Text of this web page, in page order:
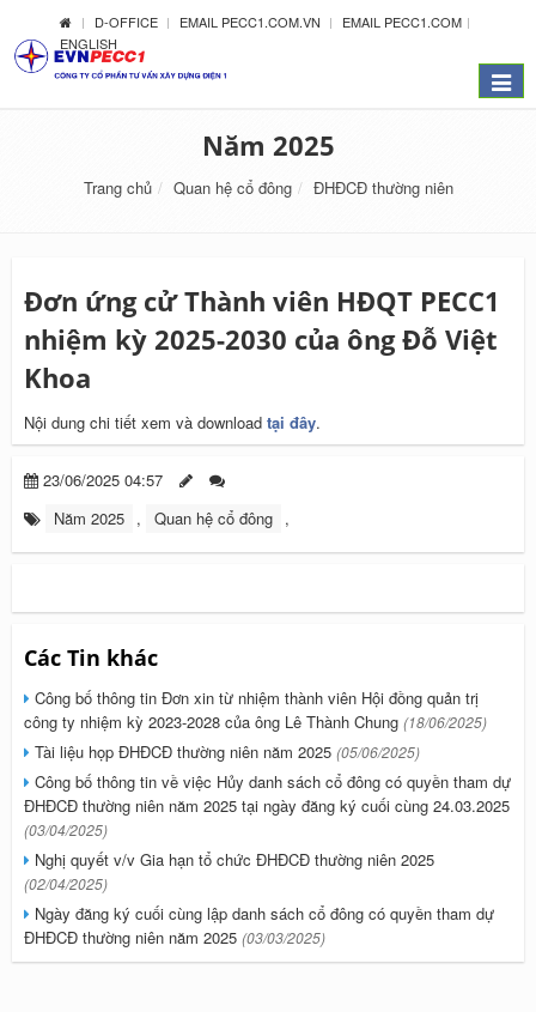
D-OFFICE EMAIL PECC1.COM.VN
EMAIL PECC1.COM
ENGLISH
Menu
Năm 2025
Trang chủ Quan hệ cổ đông ĐHĐCĐ thường niên
Đơn ứng cử Thành viên HĐQT PECC1
nhiệm kỳ 2025-2030 của ông Đỗ Việt
Khoa
Nội dung chi tiết xem và download tại đây.
23/06/2025 04:57
Năm 2025 , Quan hệ cổ đông ,
Các Tin khác
Công bố thông tin Đơn xin từ nhiệm thành viên Hội đồng quản trị
công ty nhiệm kỳ 2023-2028 của ông Lê Thành Chung (18/06/2025)
Tài liệu họp ĐHĐCĐ thường niên năm 2025 (05/06/2025)
Công bố thông tin về việc Hủy danh sách cổ đông có quyền tham dự
ĐHĐCĐ thường niên năm 2025 tại ngày đăng ký cuối cùng 24.03.2025
(03/04/2025)
Nghị quyết v/v Gia hạn tổ chức ĐHĐCĐ thường niên 2025
(02/04/2025)
Ngày đăng ký cuối cùng lập danh sách cổ đông có quyền tham dự
ĐHĐCĐ thường niên năm 2025 (03/03/2025)